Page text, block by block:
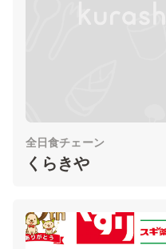
全日食チェーン
くらきや